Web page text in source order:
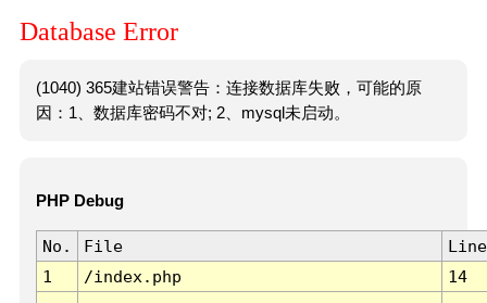
Database Error
(1040) 365建站错误警告：连接数据库失败，可能的原
因：1、数据库密码不对; 2、mysql未启动。
PHP Debug
No. File
Line
1
/index.php 14